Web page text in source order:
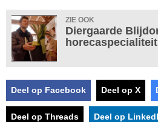
ZIE OOK
Diergaarde
Deel op Facebook Deel op X
Deel op Threads Deel op